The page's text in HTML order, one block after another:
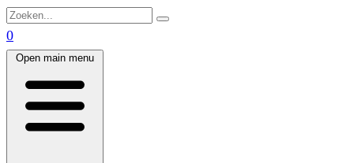
0
Open main menu